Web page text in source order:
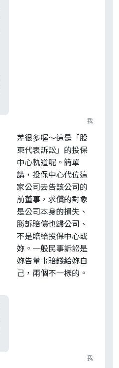
我
差很多喔～這是「股
東代表訴訟」的投保
中心軌道呢。簡單
講，投保中心代位這
家公司去告該公司的
前董事，求償的對象
是公司本身的損失、
勝訴賠償也歸公司、
不是賠給投保中心或
妳。一般民事訴訟是
妳告董事賠錢給妳自
己，兩個不一樣的。
我